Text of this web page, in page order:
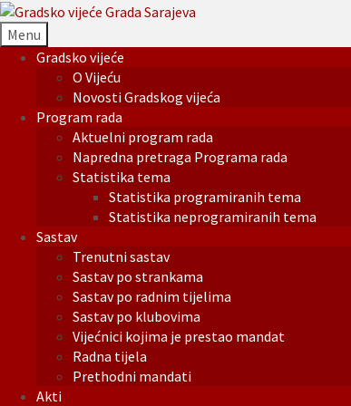
Menu
Gradsko vijeće
O Vijeću
Novosti Gradskog vijeća
Program rada
Aktuelni program rada
Napredna pretraga Programa rada
Statistika tema
Statistika programiranih tema
Statistika neprogramiranih tema
Sastav
Trenutni sastav
Sastav po strankama
Sastav po radnim tijelima
Sastav po klubovima
Vijećnici kojima je prestao mandat
Radna tijela
Prethodni mandati
Akti